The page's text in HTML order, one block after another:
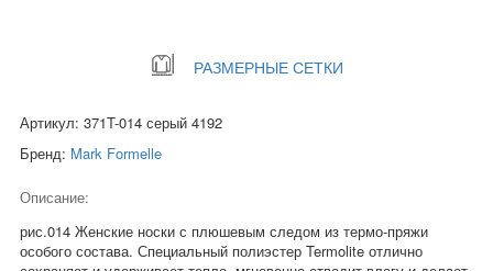
РАЗМЕРНЫЕ СЕТКИ
Артикул: 371T-014 серый 4192
Бренд: Mark Formelle
Описание:
рис.014 Женские носки с плюшевым следом из термо-пряжи
особого состава. Специальный полиэстер Termolite отлично